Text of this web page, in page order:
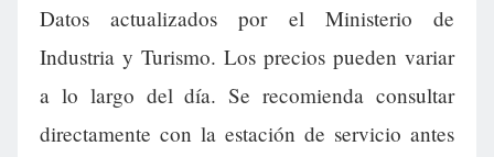
Datos actualizados por el Ministerio de
Industria y Turismo. Los precios pueden variar
a lo largo del día. Se recomienda consultar
directamente con la estación de servicio antes